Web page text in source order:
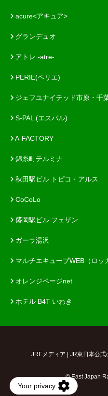
acure<アキュア>
グランデュオ
アトレ -atre-
PERIE(ペリエ)
ジェフユナイテッド市原・千
S-PAL (エスパル)
A-FACTORY
錦糸町テルミナ
秋田駅ビル トピコ・アルス
CoCoLo
盛岡駅ビル フェザン
ガーラ湯沢
マルチエキューブWEB（ロッ
オレンジページnet
ホテル B4T いわき
JREメディア | JR東日本公
© East Japan